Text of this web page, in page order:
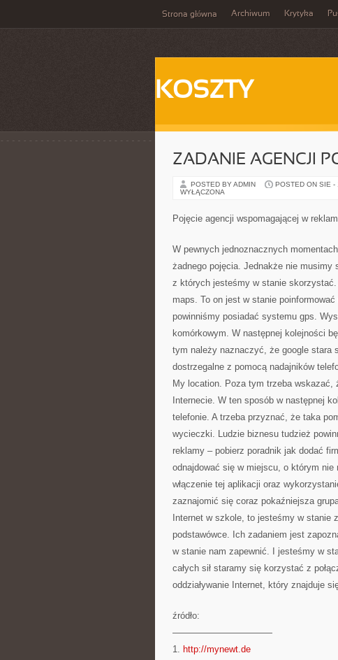
Strona główna Archiwum Krytyka
KOSZTY
ZADANIE AGENCJI
POSTED BY ADMIN POSTED ON SIE -
WYŁĄCZONA
Pojęcie agencji wspomagającej w
W pewnych jednoznacznych
żadnego pojęcia. Jednakże nie musimy
z których jesteśmy w stanie
maps. To on jest w stanie
powinniśmy posiadać systemu gps.
komórkowym. W następnej kolejności
tym należy naznaczyć, że google stara
dostrzegalne z pomocą nadajników
My location. Poza tym trzeba
Internecie. W ten sposób w następnej
telefonie. A trzeba przyznać, że taka
wycieczki. Ludzie biznesu tudzież
reklamy – pobierz poradnik jak dodać
odnajdować się w miejscu, o którym
włączenie tej aplikacji oraz
zaznajomić się coraz pokaźniejsza
Internet w szkole, to jesteśmy w stanie
podstawówce. Ich zadaniem jest
w stanie nam zapewnić. I jesteśmy w
całych sił staramy się korzystać z
oddziaływanie Internet, który znajduje
źródło:
———————————
1. http://mynewt.de